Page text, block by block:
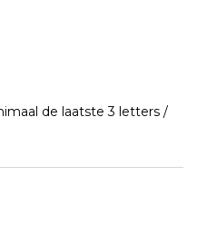
de laatste 3 letters /